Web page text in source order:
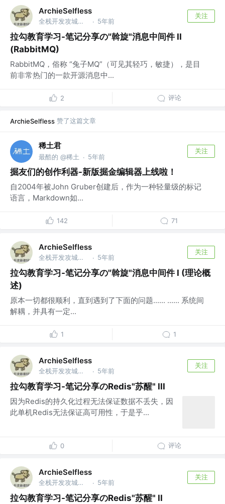
ArchieSelfless
全栈开发攻城狮 @深圳威富通科技有限公司 · 5年前
关注
拉勾教育学习-笔记分享の"斡旋"消息中间件 II
(RabbitMQ)
RabbitMQ，俗称 “兔子MQ”（可见其轻巧，敏捷），是目
前非常热门的一款开源消息中...
2 评论
ArchieSelfless 赞了这篇文章
稀土君
最酷的 @稀土 · 5年前
关注
掘友们的创作利器-新版掘金编辑器上线啦！
自2004年被John Gruber创建后，作为一种轻量级的标记
语言，Markdown如...
142 71
ArchieSelfless
全栈开发攻城狮 @深圳威富通科技有限公司 · 5年前
关注
拉勾教育学习-笔记分享の"斡旋"消息中间件 I (理论概
述)
原本一切都很顺利，直到遇到了下面的问题...... ...... 系统间
解耦，并具有一定...
1 1
ArchieSelfless
全栈开发攻城狮 @深圳威富通科技有限公司 · 5年前
关注
拉勾教育学习-笔记分享のRedis"苏醒" III
因为Redis的持久化过程无法保证数据不丢失，因
此单机Redis无法保证高可用性，于是乎...
0 评论
ArchieSelfless
全栈开发攻城狮 @深圳威富通科技有限公司 · 5年前
关注
拉勾教育学习-笔记分享のRedis"苏醒" II